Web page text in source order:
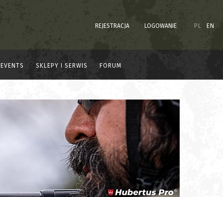
REJESTRACJA LOGOWANIE PL EN
EVENTS SKLEPY I SERWIS FORUM